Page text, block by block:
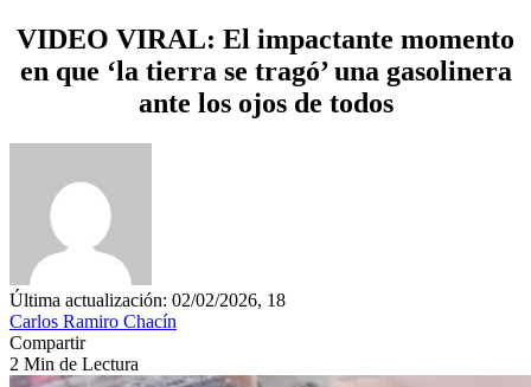
VIDEO VIRAL: El impactante momento
en que ‘la tierra se tragó’ una gasolinera
ante los ojos de todos
Última actualización: 02/02/2026, 18
Carlos Ramiro Chacín
Compartir
2 Min de Lectura